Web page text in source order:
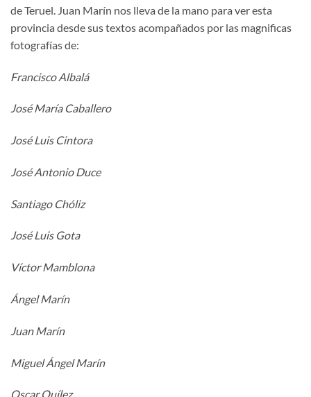
de Teruel. Juan Marín nos lleva de la mano para ver esta
provincia desde sus textos acompañados por las magnificas
fotografías de:
Francisco Albalá
José María Caballero
José Luis Cintora
José Antonio Duce
Santiago Chóliz
José Luis Gota
Víctor Mamblona
Ángel Marín
Juan Marín
Miguel Ángel Marín
Oscar Quílez